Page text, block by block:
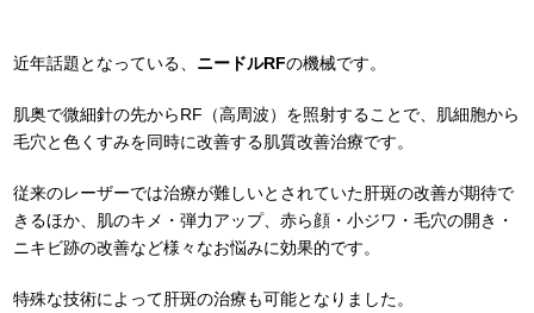
近年話題となっている、 ニードルRFの機械です。
肌奥で微細針の先からRF（高周波）を照射することで、 肌細胞から
毛穴と色くすみを同時に改善する肌質改善治療です。
従来のレーザーでは治療が難しいとされていた肝斑の改善が期待で
きるほか、肌のキメ・弾力アップ、赤ら顔・小ジワ・毛穴の開き・
ニキビ跡の改善など様々なお悩みに効果的です。
特殊な技術によって肝斑の治療も可能となりました。